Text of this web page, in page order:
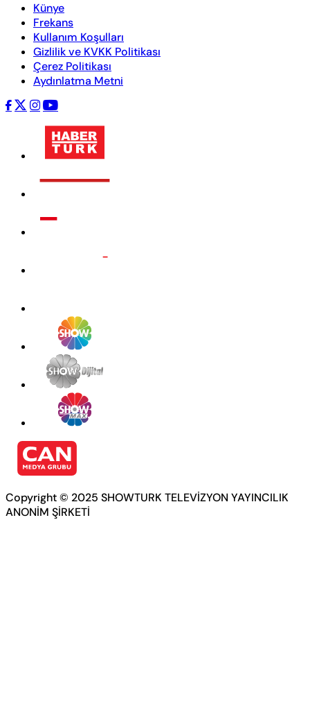
Künye
Frekans
Kullanım Koşulları
Gizlilik ve KVKK Politikası
Çerez Politikası
Aydınlatma Metni
Copyright © 2025 SHOWTURK TELEVİZYON YAYINCILIK
ANONİM ŞİRKETİ